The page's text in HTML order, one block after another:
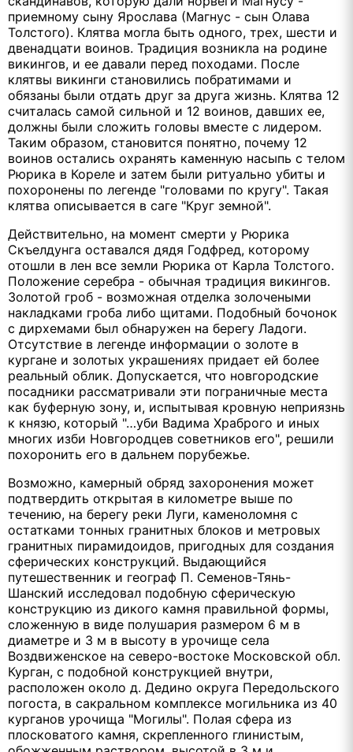
приемному сыну Ярослава (Магнус - сын Олава
Толстого). Клятва могла быть одного, трех, шести и
двенадцати воинов. Традиция возникла на родине
викингов, и ее давали перед походами. После
клятвы викинги становились побратимами и
обязаны были отдать друг за друга жизнь. Клятва 12
считалась самой сильной и 12 воинов, давших ее,
должны были сложить головы вместе с лидером.
Таким образом, становится понятно, почему 12
воинов остались охранять каменную насыпь с телом
Рюрика в Кореле и затем были ритуально убиты и
похоронены по легенде "головами по кругу". Такая
клятва описывается в саге "Круг земной".
Действительно, на момент смерти у Рюрика
Скъелдунга оставался дядя Годфред, которому
отошли в лен все земли Рюрика от Карла Толстого.
Положение серебра - обычная традиция викингов.
Золотой гроб - возможная отделка золочеными
накладками гроба либо щитами. Подобный бочонок
с дирхемами был обнаружен на берегу Ладоги.
Отсутствие в легенде информации о золоте в
кургане и золотых украшениях придает ей более
реальный облик. Допускается, что новгородские
посадники рассматривали эти пограничные места
как буферную зону, и, испытывая кровную неприязнь
к князю, который "…уби Вадима Храброго и иных
многих изби Новгородцев советников его", решили
похоронить его в дальнем порубежье.
Возможно, камерный обряд захоронения может
подтвердить открытая в километре выше по
течению, на берегу реки Луги, каменоломня с
остатками тонных гранитных блоков и метровых
гранитных пирамидоидов, пригодных для создания
сферических конструкций. Выдающийся
путешественник и географ П. Семенов-Тянь-
Шанский исследовал подобную сферическую
конструкцию из дикого камня правильной формы,
сложенную в виде полушария размером 6 м в
диаметре и 3 м в высоту в урочище села
Воздвиженское на северо-востоке Московской обл.
Курган, с подобной конструкцией внутри,
расположен около д. Дедино округа Передольского
погоста, в сакральном комплексе могильника из 40
курганов урочища "Могилы". Полая сфера из
плосковатого камня, скрепленного глинистым,